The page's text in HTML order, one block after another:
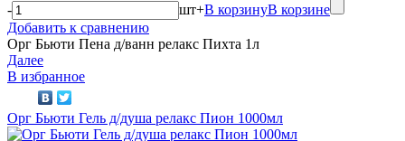
-
шт+В корзинуВ корзине
Добавить к сравнению
Орг Бьюти Пена д/ванн релакс Пихта 1л
Далее
В избранное
Орг Бьюти Гель д/душа релакс Пион 1000мл